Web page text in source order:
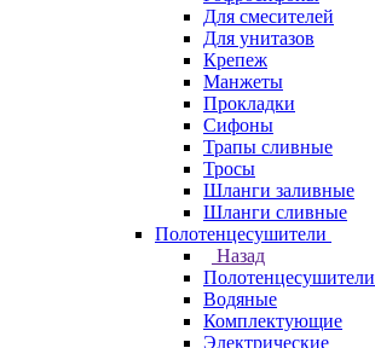
Для смесителей
Для унитазов
Крепеж
Манжеты
Прокладки
Сифоны
Трапы сливные
Тросы
Шланги заливные
Шланги сливные
Полотенцесушители
Назад
Полотенцесушители
Водяные
Комплектующие
Электрические